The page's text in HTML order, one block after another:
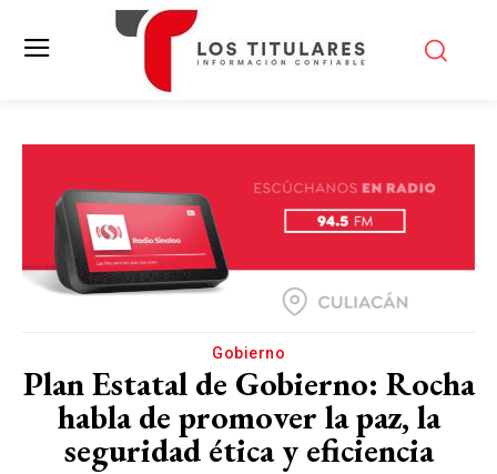
Gobierno
Plan Estatal de Gobierno: Rocha
habla de promover la paz, la
seguridad ética y eficiencia